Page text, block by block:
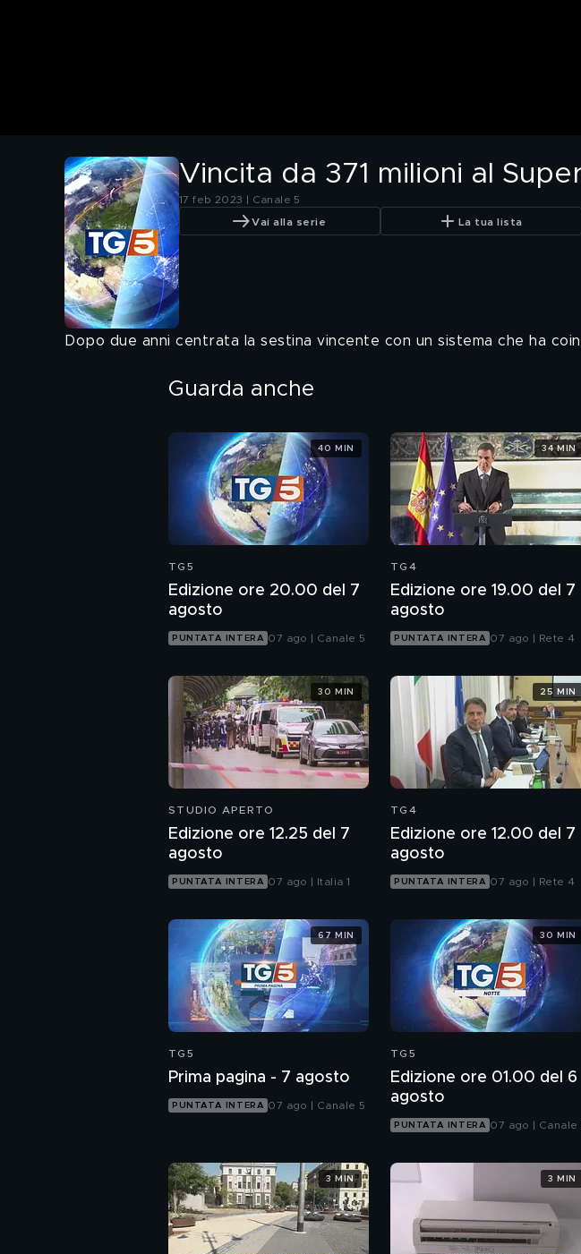
Vincita da 371 milioni al
17 feb 2023 | Canale 5
Vai alla serie La tua lista
Dopo due anni centrata la sestina vincente con un sistema che ha
Guarda anche
TG5
Edizione ore 20.00 del 7
agosto
PUNTATA INTERA 07 ago | Canale 5
40 MIN
TG4
Edizione ore 19.00 del 7
agosto
PUNTATA INTERA 07 ago | Rete 4
34 MIN
STUDIO APERTO
Edizione ore 12.25 del 7
agosto
PUNTATA INTERA 07 ago | Italia 1
30 MIN
TG4
Edizione ore 12.00 del 7
agosto
PUNTATA INTERA 07 ago | Rete 4
25 MIN
TG5
Prima pagina - 7 agosto
PUNTATA INTERA 07 ago | Canale 5
67 MIN
TG5
Edizione ore 01.00 del 6
agosto
PUNTATA INTERA 07 ago | Canale
30 MIN
3 MIN 3 MIN